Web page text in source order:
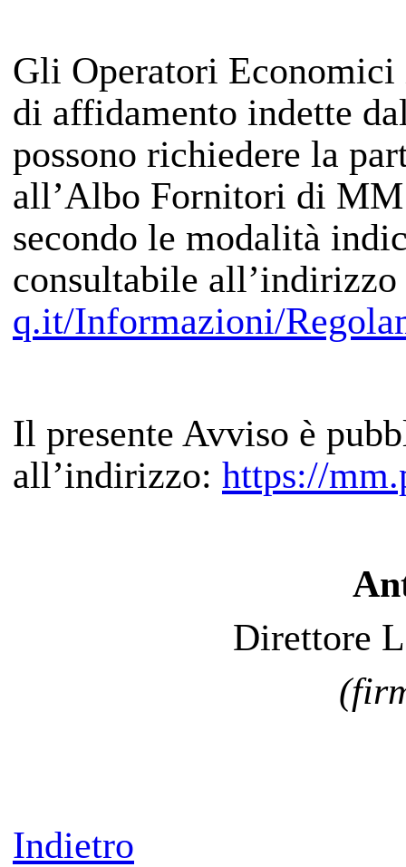
Gli Operatori Economici
di affidamento indette
possono richiedere la
all’Albo Fornitori di
secondo le modalità
consultabile all’indirizzo
q.it/Informazioni/
Il presente Avviso è
all’indirizzo: https://
Direttore
Indietro